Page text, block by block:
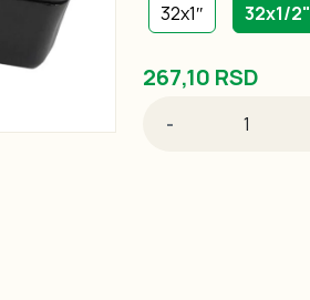
32x1″ 32x1/2"
267,10 RSD
-